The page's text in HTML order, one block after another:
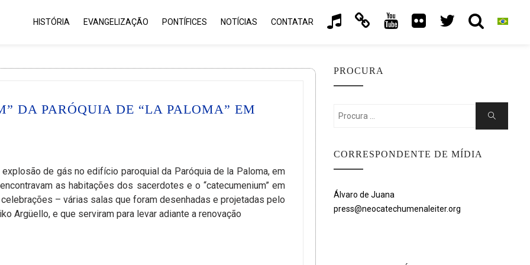
HISTÓRIA EVANGELIZAÇÃO PONTÍFICES NOTÍCIAS CONTATAR
DA PARÓQUIA DE “LA PALOMA” EM
de gás no edifício paroquial da Paróquia de la Paloma, em
as habitações dos sacerdotes e o “catecumenium” em
– várias salas que foram desenhadas e projetadas pelo
Argüello, e que serviram para levar adiante a renovação
PROCURA
Search
Search
CORRESPONDENTE DE MÍDIA
Álvaro de Juana
press@neocatechumenaleiter.org